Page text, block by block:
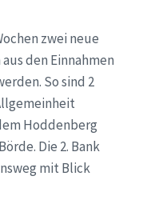
zwei neue
den Einnahmen
So sind 2
Hoddenberg
Die 2. Bank
mit Blick